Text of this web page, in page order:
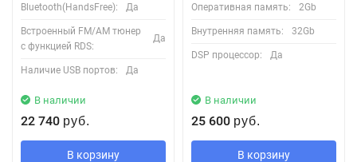
Bluetooth(HandsFree): Да
Встроенный FM/AM тюнер
с функцией RDS:
Да
Наличие USB портов: Да
В наличии
22 740 руб.
В корзину
Оперативная память: 2Gb
Внутренняя память: 32Gb
DSP процессор: Да
В наличии
25 600 руб.
В корзину